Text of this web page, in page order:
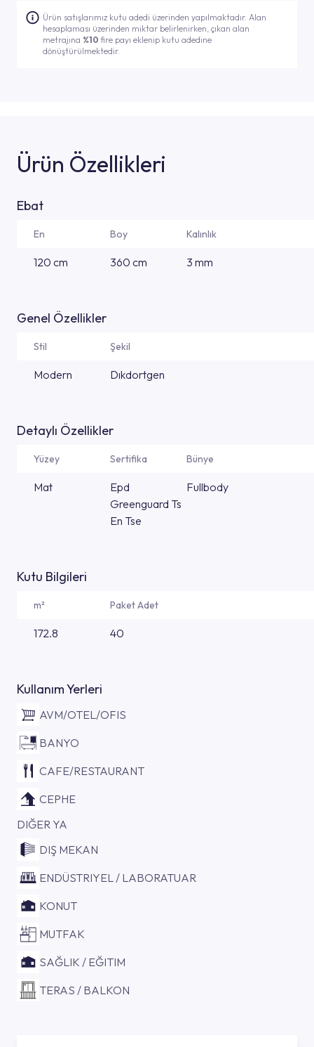
Ürün satışlarımız kutu adedi üzerinden yapılmaktadır. Alan
hesaplaması üzerinden miktar belirlenirken, çıkan alan
metrajına %10fire payı eklenip kutu adedine
dönüştürülmektedir.
Ürün Özellikleri
Ebat
En Boy Kalınlık
120 cm 360 cm 3 mm
Genel Özellikler
Stil Şekil
Modern Dıkdortgen
Detaylı Özellikler
Yüzey Sertifika Bünye
Mat
Epd
Greenguard Ts
En Tse
Fullbody
Kutu Bilgileri
m² Paket Adet
172.8 40
Kullanım Yerleri
AVM/OTEL/OFIS
BANYO
CAFE/RESTAURANT
CEPHE
DIĞER YA
DIŞ MEKAN
ENDÜSTRIYEL / LABORATUAR
KONUT
MUTFAK
SAĞLIK / EĞITIM
TERAS / BALKON